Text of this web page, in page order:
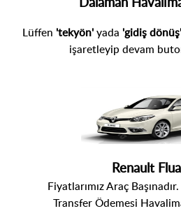
Lüffen 'tekyön'yada 'gidiş dönüş'
işaretleyip devam
Renault
Fiyatlarımız Araç
Transfer Ödemesi